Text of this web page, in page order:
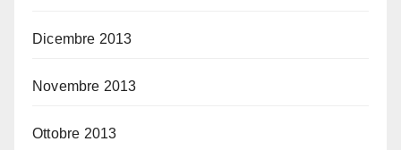
Dicembre 2013
Novembre 2013
Ottobre 2013